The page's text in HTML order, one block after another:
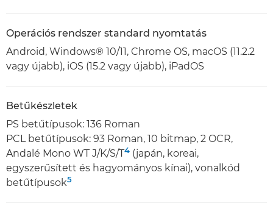
Operációs rendszer standard nyomtatás
Android, Windows® 10/11, Chrome OS, macOS (11.2.2
vagy újabb), iOS (15.2 vagy újabb), iPadOS
Betűkészletek
PS betűtípusok: 136 Roman
PCL betűtípusok: 93 Roman, 10 bitmap, 2 OCR,
Andalé Mono WT J/K/S/T4 (japán, koreai,
egyszerűsített és hagyományos kínai), vonalkód
betűtípusok5